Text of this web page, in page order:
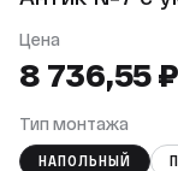
Цена
8 736,55 ₽
Тип монтажа
НАПОЛЬНЫЙ